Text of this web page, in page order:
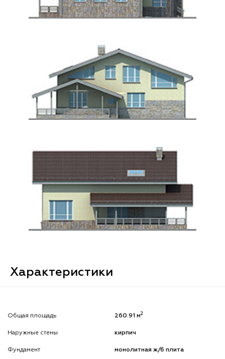
Характеристики
Общая площадь 260.91 м2
Наружные стены кирпич
Фундамент монолитная ж/б плита